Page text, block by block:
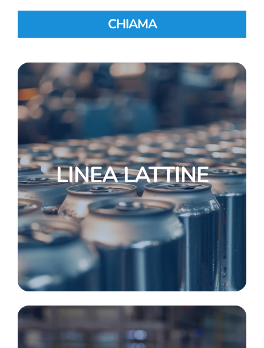
CHIAMA
LINEA LATTINE